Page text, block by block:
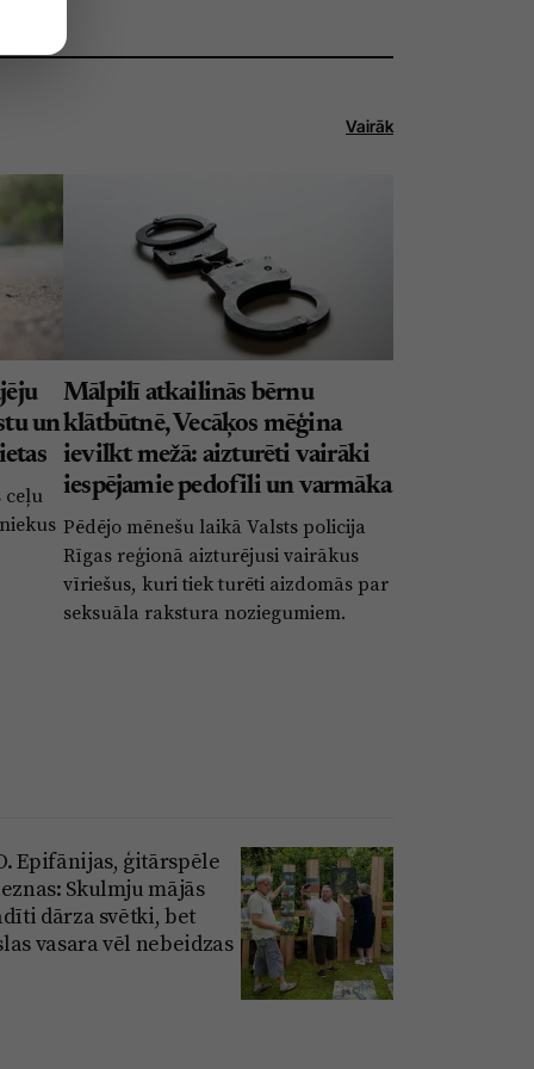
Vairāk
un
ceļu
Mālpilī atkailinās bērnu
klātbūtnē, Vecāķos mēģina
ievilkt mežā: aizturēti vairāki
iespējamie pedofili un varmāka
Pēdējo mēnešu laikā Valsts policija
Rīgas reģionā aizturējusi vairākus
vīriešus, kuri tiek turēti aizdomās par
seksuāla rakstura noziegumiem.
Epifānijas, ģitārspēle
Skulmju mājās
dārza svētki, bet
vasara vēl nebeidzas